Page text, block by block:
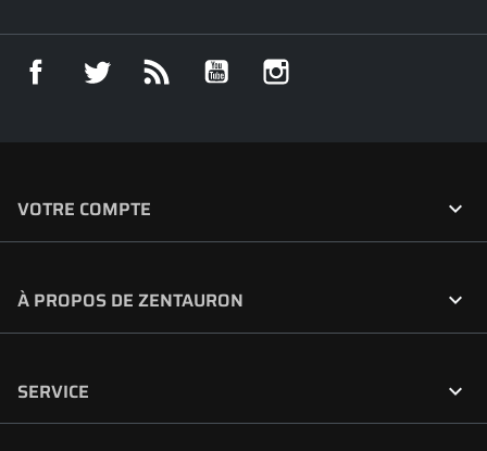
Facebook Twitter YouTube
VOTRE COMPTE 
À PROPOS DE ZENTAURON 
SERVICE 